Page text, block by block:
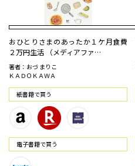
おひとりさまのあったか１ケ月食費
２万円生活 （メディアファ…
著者：おづ まりこ
ＫＡＤＯＫＡＷＡ
紙書籍で買う
電⼦書籍で買う